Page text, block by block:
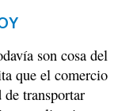
son cosa del
que el comercio
de transportar